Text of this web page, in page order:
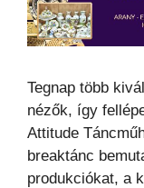
Tegnap több
nézők, így
Attitude
breaktánc
produkciókat, a